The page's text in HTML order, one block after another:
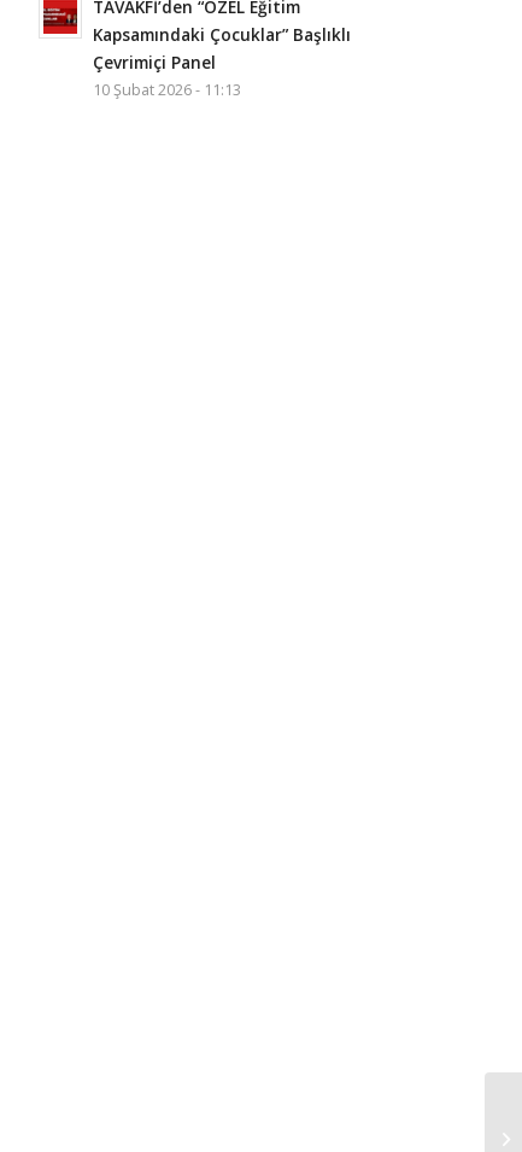
TAVAKFİ’den “ÖZEL Eğitim
Kapsamındaki Çocuklar” Başlıklı
Çevrimiçi Panel
10 Şubat 2026 - 11:13